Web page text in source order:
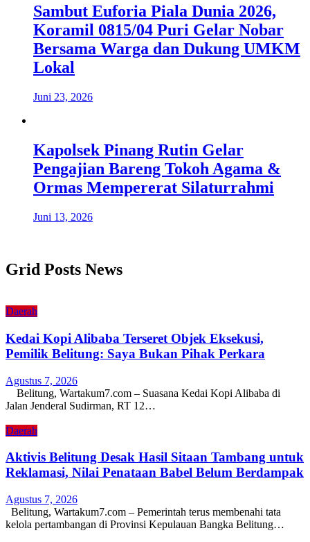
Sambut Euforia Piala Dunia 2026,
Koramil 0815/04 Puri Gelar Nobar
Bersama Warga dan Dukung UMKM
Lokal
Juni 23, 2026
Kapolsek Pinang Rutin Gelar
Pengajian Bareng Tokoh Agama &
Ormas Mempererat Silaturrahmi
Juni 13, 2026
Grid Posts News
Daerah
Kedai Kopi Alibaba Terseret Objek Eksekusi,
Pemilik Belitung: Saya Bukan Pihak Perkara
Agustus 7, 2026
Belitung, Wartakum7.com – Suasana Kedai Kopi Alibaba di
Jalan Jenderal Sudirman, RT 12…
Daerah
Aktivis Belitung Desak Hasil Sitaan Tambang untuk
Reklamasi, Nilai Penataan Babel Belum Berdampak
Agustus 7, 2026
Belitung, Wartakum7.com – Pemerintah terus membenahi tata
kelola pertambangan di Provinsi Kepulauan Bangka Belitung…